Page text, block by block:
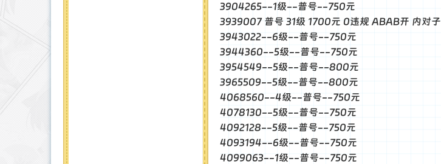
3904265--1级--普号--750元
3939007 普号 31级 1700元 0违规 ABAB开 内对子
3943022--6级--普号--750元
3944360--5级--普号--750元
3954549--5级--普号--800元
3965509--5级--普号--800元
4068560--4级--普号--750元
4078130--5级--普号--750元
4092128--5级--普号--750元
4093194--6级--普号--750元
4099063--1级--普号--750元